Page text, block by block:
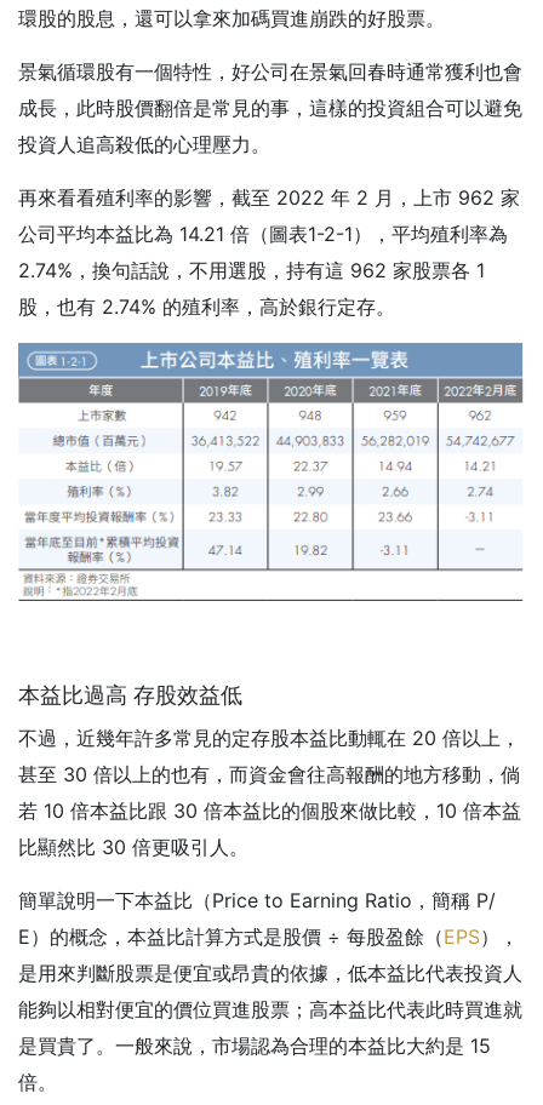
環股的股息，還可以拿來加碼買進崩跌的好股票。
景氣循環股有一個特性，好公司在景氣回春時通常獲利也會
成長，此時股價翻倍是常見的事，這樣的投資組合可以避免
投資人追高殺低的心理壓力。
再來看看殖利率的影響，截至 2022 年 2 月，上市 962 家
公司平均本益比為 14.21 倍（圖表1-2-1），平均殖利率為
2.74%，換句話說，不用選股，持有這 962 家股票各 1
股，也有 2.74% 的殖利率，高於銀行定存。
本益比過高 存股效益低
不過，近幾年許多常見的定存股本益比動輒在 20 倍以上，
甚至 30 倍以上的也有，而資金會往高報酬的地方移動，倘
若 10 倍本益比跟 30 倍本益比的個股來做比較，10 倍本益
比顯然比 30 倍更吸引人。
簡單說明一下本益比（Price to Earning Ratio，簡稱 P/
E）的概念，本益比計算方式是股價 ÷ 每股盈餘（EPS），
是用來判斷股票是便宜或昂貴的依據，低本益比代表投資人
能夠以相對便宜的價位買進股票；高本益比代表此時買進就
是買貴了。一般來說，市場認為合理的本益比大約是 15
倍。